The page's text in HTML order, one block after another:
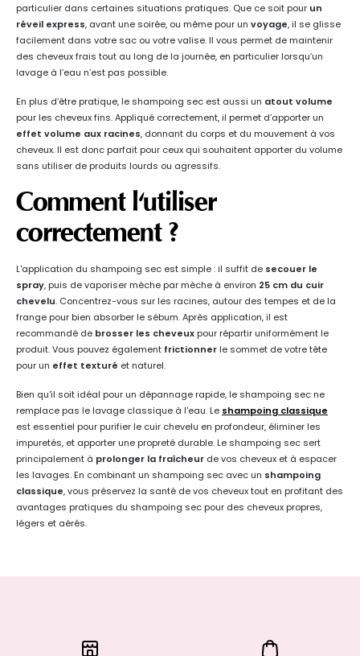
particulier dans certaines situations pratiques. Que ce soit pour un
réveil express, avant une soirée, ou même pour un voyage, il se glisse
facilement dans votre sac ou votre valise. Il vous permet de maintenir
des cheveux frais tout au long de la journée, en particulier lorsqu’un
lavage à l’eau n’est pas possible.
En plus d’être pratique, le shampoing sec est aussi un atout volume
pour les cheveux fins. Appliqué correctement, il permet d’apporter un
effet volume aux racines, donnant du corps et du mouvement à vos
cheveux. Il est donc parfait pour ceux qui souhaitent apporter du volume
sans utiliser de produits lourds ou agressifs.
Comment l'utiliser
correctement ?
L'application du shampoing sec est simple : il suffit de secouer le
spray, puis de vaporiser mèche par mèche à environ 25 cm du cuir
chevelu. Concentrez-vous sur les racines, autour des tempes et de la
frange pour bien absorber le sébum. Après application, il est
recommandé de brosser les cheveux pour répartir uniformément le
produit. Vous pouvez également frictionner le sommet de votre tête
pour un effet texturé et naturel.
Bien qu'il soit idéal pour un dépannage rapide, le shampoing sec ne
remplace pas le lavage classique à l'eau. Le shampoing classique
est essentiel pour purifier le cuir chevelu en profondeur, éliminer les
impuretés, et apporter une propreté durable. Le shampoing sec sert
principalement à prolonger la fraîcheur de vos cheveux et à espacer
les lavages. En combinant un shampoing sec avec un shampoing
classique, vous préservez la santé de vos cheveux tout en profitant des
avantages pratiques du shampoing sec pour des cheveux propres,
légers et aérés.